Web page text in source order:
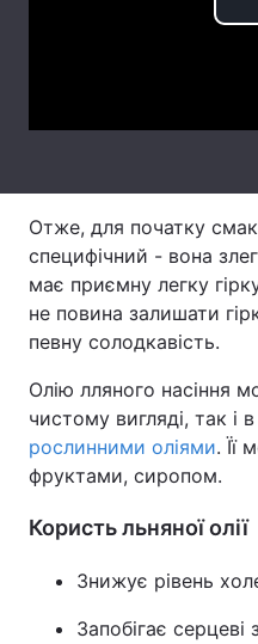
Тема оформлення
Отже, для початку
специфічний - вона
має приємну легку
не повина залишати
певну солодкавість.
Олію лляного насіння
чистому вигляді, так і
рослинними оліями. Її
фруктами, сиропом.
Користь льняної олії
Знижує рівень
Запобігає